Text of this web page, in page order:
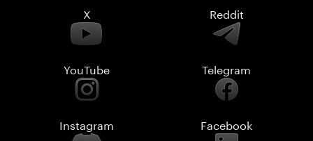
X Reddit
YouTube Telegram
Instagram Facebook